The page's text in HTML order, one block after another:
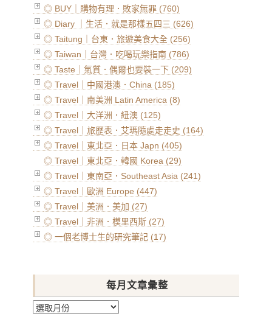
◎ BUY｜購物有理．敗家無罪 (760)
◎ Diary ｜生活．就是那樣五四三 (626)
◎ Taitung｜台東．旅遊美食大全 (256)
◎ Taiwan｜台灣．吃喝玩樂指南 (786)
◎ Taste｜氣質．偶爾也要裝一下 (209)
◎ Travel｜中國港澳．China (185)
◎ Travel｜南美洲 Latin America (8)
◎ Travel｜大洋洲．紐澳 (125)
◎ Travel｜旅歷表．艾瑪隨處走走史 (164)
◎ Travel｜東北亞．日本 Japn (405)
◎ Travel｜東北亞．韓國 Korea (29)
◎ Travel｜東南亞．Southeast Asia (241)
◎ Travel｜歐洲 Europe (447)
◎ Travel｜美洲．美加 (27)
◎ Travel｜非洲．模里西斯 (27)
◎ 一個老博士生的研究筆記 (17)
每月文章彙整
每